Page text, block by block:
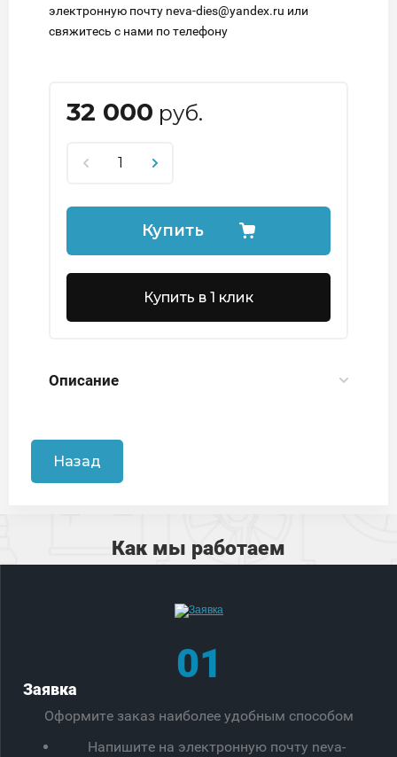
электронную почту neva-dies@yandex.ru или
свяжитесь с нами по телефону
32 000 руб.
Купить
Купить в 1 клик
Описание
Назад
Как мы работаем
01
Заявка
Оформите заказ наиболее удобным способом
Напишите на электронную почту neva-